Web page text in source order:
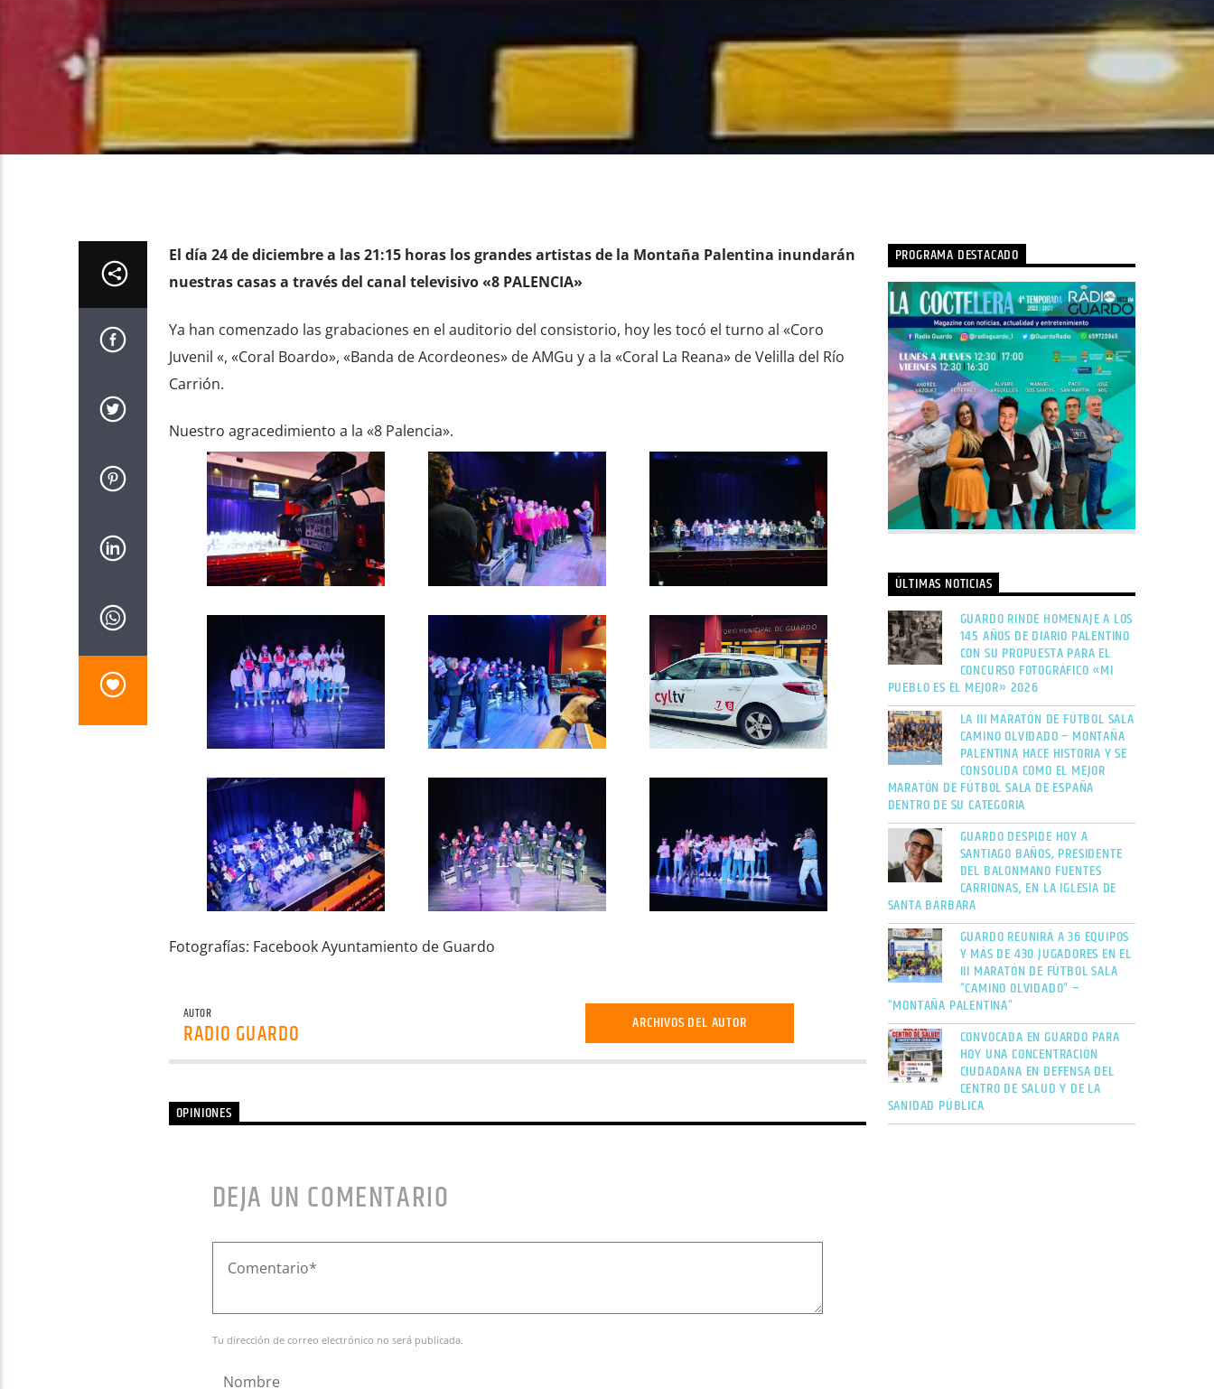
El día 24 de diciembre a las 21:15 horas los grandes artistas de la Montaña Palentina inundarán
nuestras casas a través del canal televisivo «8 PALENCIA»
Ya han comenzado las grabaciones en el auditorio del consistorio, hoy les tocó el turno al «Coro
Juvenil «, «Coral Boardo», «Banda de Acordeones» de AMGu y a la «Coral La Reana» de Velilla del Río
Carrión.
Nuestro agracedimiento a la «8 Palencia».
Fotografías: Facebook Ayuntamiento de Guardo
AUTOR
RADIO GUARDO ARCHIVOS DEL AUTOR
OPINIONES
DEJA UN COMENTARIO
Tu dirección de correo electrónico no será publicada.
PROGRAMA DESTACADO
ÚLTIMAS NOTICIAS
GUARDO RINDE HOMENAJE A LOS
145 AÑOS DE DIARIO PALENTINO
CON SU PROPUESTA PARA EL
CONCURSO FOTOGRÁFICO «MI
PUEBLO ES EL MEJOR» 2026
LA III MARATÓN DE FÚTBOL SALA
CAMINO OLVIDADO – MONTAÑA
PALENTINA HACE HISTORIA Y SE
CONSOLIDA COMO EL MEJOR
MARATÓN DE FÚTBOL SALA DE ESPAÑA
DENTRO DE SU CATEGORÍA
GUARDO DESPIDE HOY A
SANTIAGO BAÑOS, PRESIDENTE
DEL BALONMANO FUENTES
CARRIONAS, EN LA IGLESIA DE
SANTA BÁRBARA
GUARDO REUNIRÁ A 36 EQUIPOS
Y MÁS DE 430 JUGADORES EN EL
III MARATÓN DE FÚTBOL SALA
“CAMINO OLVIDADO” –
“MONTAÑA PALENTINA”
CONVOCADA EN GUARDO PARA
HOY UNA CONCENTRACIÓN
CIUDADANA EN DEFENSA DEL
CENTRO DE SALUD Y DE LA
SANIDAD PÚBLICA